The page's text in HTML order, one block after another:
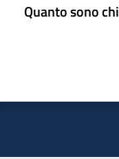
Quanto sono